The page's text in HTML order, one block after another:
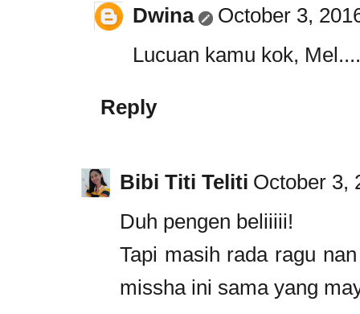
Dwina
October 3,
Lucuan kamu kok,
Reply
Bibi Titi Teliti October 3,
Duh pengen beliiiii!
Tapi masih rada ragu
missha ini sama yang